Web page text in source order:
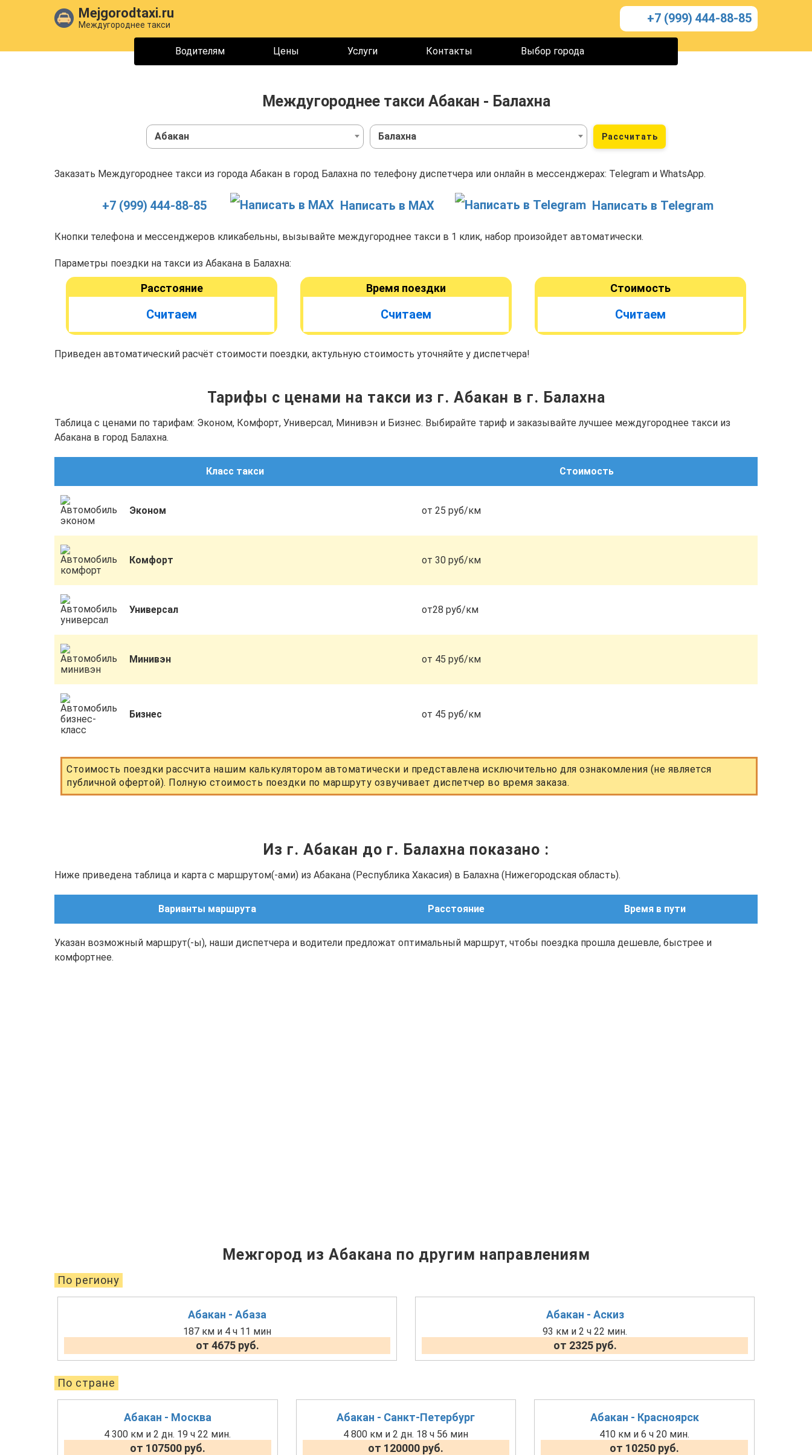
Mejgorodtaxi.ru
Междугороднее такси +7 (999) 444-88-85
Водителям Цены Услуги Контакты Выбор города
Междугороднее такси Абакан - Балахна
Абакан Балахна Рассчитать
Заказать Междугороднее такси из города Абакан в город Балахна по телефону диспетчера или онлайн в мессенджерах: Telegram и WhatsApp.
+7 (999) 444-88-85 Написать в MAX Написать в Telegram
Кнопки телефона и мессенджеров кликабельны, вызывайте междугороднее такси в 1 клик, набор произойдет автоматически.
Параметры поездки на такси из Абакана в Балахна:
Расстояние
Считаем
Время поездки
Считаем
Стоимость
Считаем
Приведен автоматический расчёт стоимости поездки, актульную стоимость уточняйте у диспетчера!
Тарифы с ценами на такси из г. Абакан в г. Балахна
Таблица с ценами по тарифам: Эконом, Комфорт, Универсал, Минивэн и Бизнес. Выбирайте тариф и заказывайте лучшее междугороднее такси из
Абакана в город Балахна.
Класс такси Стоимость
Эконом от 25 руб/км
Комфорт от 30 руб/км
Универсал от28 руб/км
Минивэн от 45 руб/км
Бизнес от 45 руб/км
Стоимость поездки рассчита нашим калькулятором автоматически и представлена исключительно для ознакомления (не является
публичной офертой). Полную стоимость поездки по маршруту озвучивает диспетчер во время заказа.
Из г. Абакан до г. Балахна показано :
Ниже приведена таблица и карта с маршрутом(-ами) из Абакана (Республика Хакасия) в Балахна (Нижегородская область).
Варианты маршрута Расстояние Время в пути
Указан возможный маршрут(-ы), наши диспетчера и водители предложат оптимальный маршрут, чтобы поездка прошла дешевле, быстрее и
комфортнее.
Межгород из Абакана по другим направлениям
По региону
Абакан - Абаза
187 км и 4 ч 11 мин
от 4675 руб.
Абакан - Аскиз
93 км и 2 ч 22 мин.
от 2325 руб.
По стране
Абакан - Москва
4 300 км и 2 дн. 19 ч 22 мин.
от 107500 руб.
Абакан - Санкт-Петербург
4 800 км и 2 дн. 18 ч 56 мин
от 120000 руб.
Абакан - Красноярск
410 км и 6 ч 20 мин.
от 10250 руб.